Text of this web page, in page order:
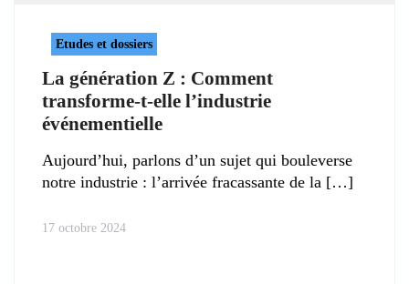
Etudes et dossiers
La génération Z : Comment
transforme-t-elle l’industrie
événementielle
Aujourd’hui, parlons d’un sujet qui bouleverse
notre industrie : l’arrivée fracassante de la
17 octobre 2024